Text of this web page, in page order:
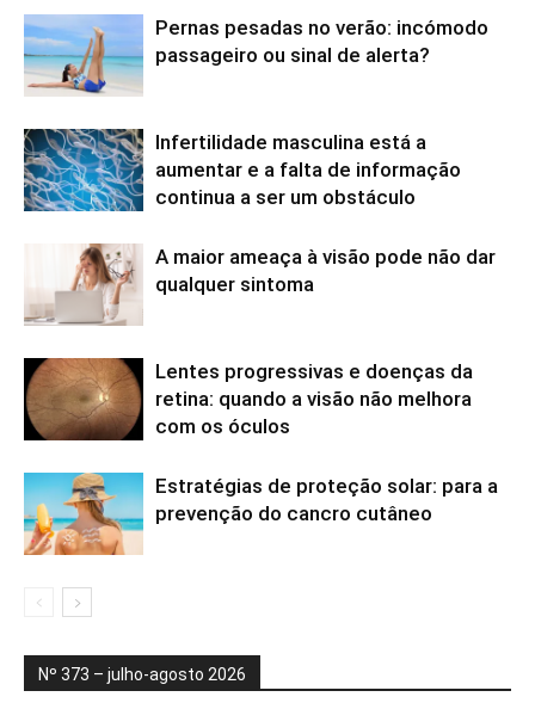
Pernas pesadas no verão: incómodo
passageiro ou sinal de alerta?
Infertilidade masculina está a
aumentar e a falta de informação
continua a ser um obstáculo
A maior ameaça à visão pode não dar
qualquer sintoma
Lentes progressivas e doenças da
retina: quando a visão não melhora
com os óculos
Estratégias de proteção solar: para a
prevenção do cancro cutâneo
Nº 373 – julho-agosto 2026